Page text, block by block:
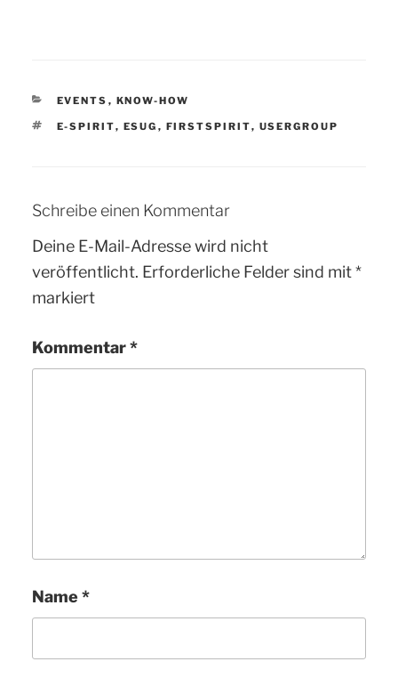
KATEGORIEN
EVENTS , KNOW-HOW
SCHLAGWÖRTER
E-SPIRIT, ESUG , FIRSTSPIRIT, USERGROUP
Schreibe einen Kommentar
Deine E-Mail-Adresse wird nicht
veröffentlicht. Erforderliche Felder sind mit*
markiert
Kommentar*
Name *